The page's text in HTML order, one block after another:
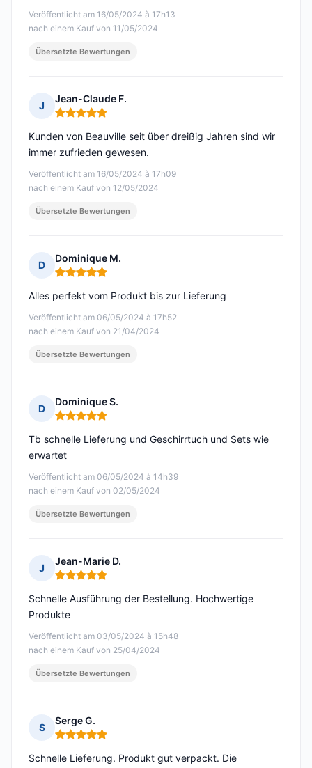
Veröffentlicht am 16/05/2024 à 17h13
nach einem Kauf von 11/05/2024
Übersetzte Bewertungen
J
Jean-Claude F.
Hinweis: 5 von 5
Veröffentlicht am 16/05/2024 à 17h09
nach einem Kauf von 12/05/2024
Kunden von Beauville seit über dreißig Jahren sind wir
immer zufrieden gewesen.
Übersetzte Bewertungen
D
Dominique M.
Hinweis: 5 von 5
Veröffentlicht am 06/05/2024 à 17h52
nach einem Kauf von 21/04/2024
Alles perfekt vom Produkt bis zur Lieferung
Übersetzte Bewertungen
D
Dominique S.
Hinweis: 5 von 5
Veröffentlicht am 06/05/2024 à 14h39
nach einem Kauf von 02/05/2024
Tb schnelle Lieferung und Geschirrtuch und Sets wie
erwartet
Übersetzte Bewertungen
J
Jean-Marie D.
Hinweis: 5 von 5
Veröffentlicht am 03/05/2024 à 15h48
nach einem Kauf von 25/04/2024
Schnelle Ausführung der Bestellung. Hochwertige
Produkte
Übersetzte Bewertungen
S
Serge G.
Hinweis: 5 von 5
Schnelle Lieferung. Produkt gut verpackt. Die